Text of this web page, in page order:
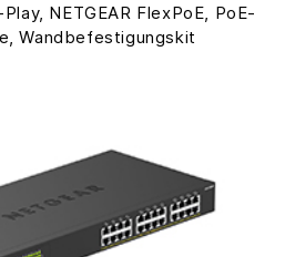
NETGEAR FlexPoE, PoE-
Wandbefestigungskit